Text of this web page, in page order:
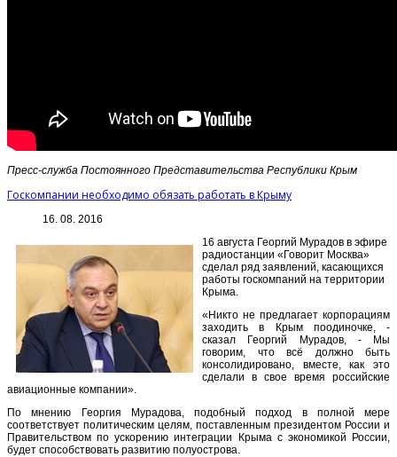
Пресс-служба Постоянного Представительства Республики Крым
Госкомпании необходимо обязать работать в Крыму
16. 08. 2016
16 августа Георгий Мурадов в эфире
радиостанции «Говорит Москва»
сделал ряд заявлений, касающихся
работы госкомпаний на территории
Крыма.
«Никто не предлагает корпорациям
заходить в Крым поодиночке, -
сказал Георгий Мурадов, - Мы
говорим, что всё должно быть
консолидировано, вместе, как это
сделали в свое время российские
авиационные компании».
По мнению Георгия Мурадова, подобный подход в полной мере
соответствует политическим целям, поставленным президентом России и
Правительством по ускорению интеграции Крыма с экономикой России,
будет способствовать развитию полуострова.